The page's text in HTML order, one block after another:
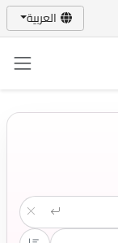
العربية